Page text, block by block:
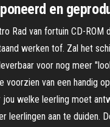
en
Rad van fortuin CD-
werken tof. Zal het
voor nog meer
voorzien van een handig
welke leerling moet
leerlingen aan te duiden.